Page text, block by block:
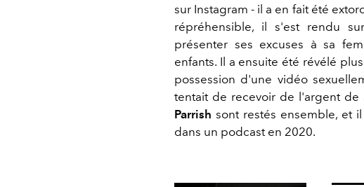
sur Instagram - il a en fait été
répréhensible, il s'est rendu
présenter ses excuses à sa
enfants. Il a ensuite été révélé
possession d'une vidéo
tentait de recevoir de l'argent de
Parrish sont restés ensemble, et
dans un podcast en 2020.